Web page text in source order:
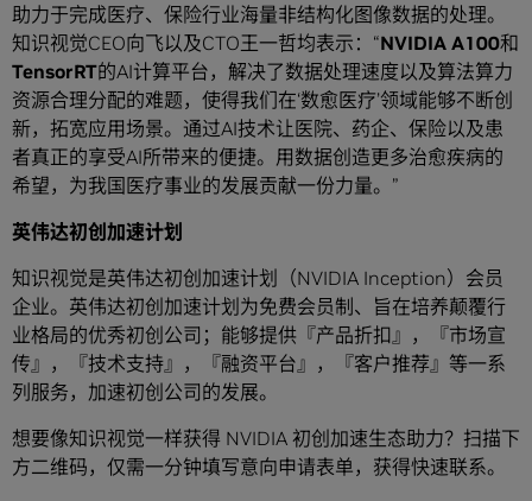
助力于完成医疗、保险行业海量非结构化图像数据的处理。
知识视觉CEO向飞以及CTO王一哲均表示：“NVIDIA A100和
TensorRT的AI计算平台，解决了数据处理速度以及算法算力
资源合理分配的难题，使得我们在‘数愈医疗’领域能够不断创
新，拓宽应用场景。通过AI技术让医院、药企、保险以及患
者真正的享受AI所带来的便捷。用数据创造更多治愈疾病的
希望，为我国医疗事业的发展贡献一份力量。”
英伟达初创加速计划
知识视觉是英伟达初创加速计划（NVIDIA Inception）会员
企业。英伟达初创加速计划为免费会员制、旨在培养颠覆行
业格局的优秀初创公司；能够提供『产品折扣』，『市场宣
传』，『技术支持』，『融资平台』，『客户推荐』等一系
列服务，加速初创公司的发展。
想要像知识视觉一样获得 NVIDIA 初创加速生态助力？扫描下
方二维码，仅需一分钟填写意向申请表单，获得快速联系。